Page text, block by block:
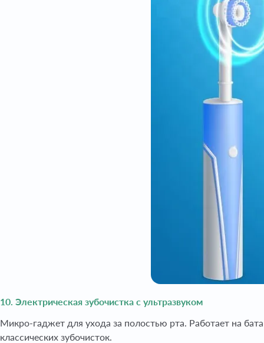
10. Электрическая зубочистка с ультразвуком
Микро-гаджет для ухода за полостью рта. Работает на
классических зубочисток.